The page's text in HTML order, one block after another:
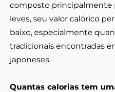
composto principalmente
leves, seu valor calórico
baixo, especialmente
tradicionais encontradas
japoneses.
Quantas calorias tem